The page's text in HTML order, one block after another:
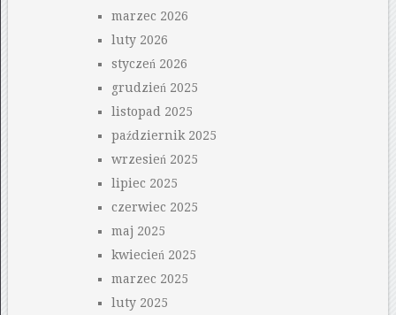
marzec 2026
luty 2026
styczeń 2026
grudzień 2025
listopad 2025
październik 2025
wrzesień 2025
lipiec 2025
czerwiec 2025
maj 2025
kwiecień 2025
marzec 2025
luty 2025